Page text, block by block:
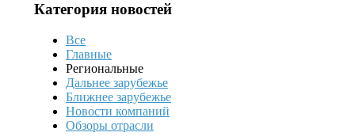
Категория новостей
Все
Главные
Региональные
Дальнее зарубежье
Ближнее зарубежье
Новости компаний
Обзоры отрасли